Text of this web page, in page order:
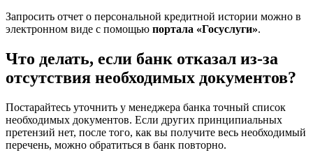
Запросить отчет о персональной кредитной истории можно в
электронном виде с помощью портала «Госуслуги».
Что делать, если банк отказал из-за
отсутствия необходимых документов?
Постарайтесь уточнить у менеджера банка точный список
необходимых документов. Если других принципиальных
претензий нет, после того, как вы получите весь необходимый
перечень, можно обратиться в банк повторно.